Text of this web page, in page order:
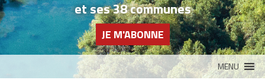
et ses 38 communes
JE M'ABONNE
MENU